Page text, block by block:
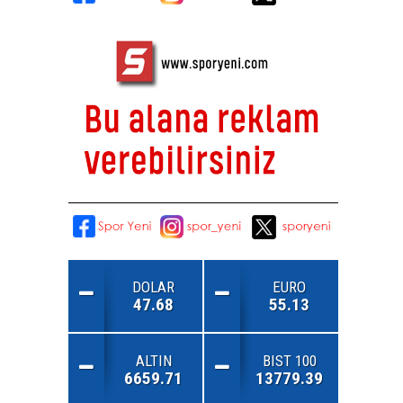
DOLAR
47.68
EURO
55.13
ALTIN
6659.71
BIST 100
13779.39